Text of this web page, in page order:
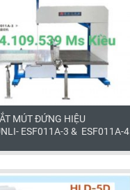
MÚT ĐỨNG HIỆU
ESF011A-3 & ESF011A-4